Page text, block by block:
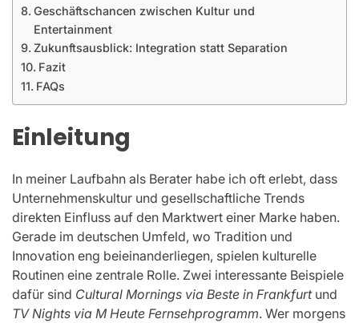
Geschäftschancen zwischen Kultur und
Entertainment
Zukunftsausblick: Integration statt Separation
Fazit
FAQs
Einleitung
In meiner Laufbahn als Berater habe ich oft erlebt, dass
Unternehmenskultur und gesellschaftliche Trends
direkten Einfluss auf den Marktwert einer Marke haben.
Gerade im deutschen Umfeld, wo Tradition und
Innovation eng beieinanderliegen, spielen kulturelle
Routinen eine zentrale Rolle. Zwei interessante Beispiele
dafür sind Cultural Mornings via Beste in Frankfurtund
TV Nights via M Heute Fernsehprogramm. Wer morgens